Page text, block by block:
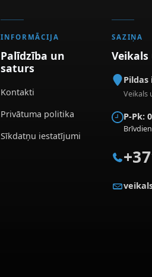
INFORMĀCIJA
Palīdzība un
saturs
Kontakti
Privātuma politika
Sīkdatņu iestatījumi
SAZIŅA
Pildas
Veikals
P-Pk: